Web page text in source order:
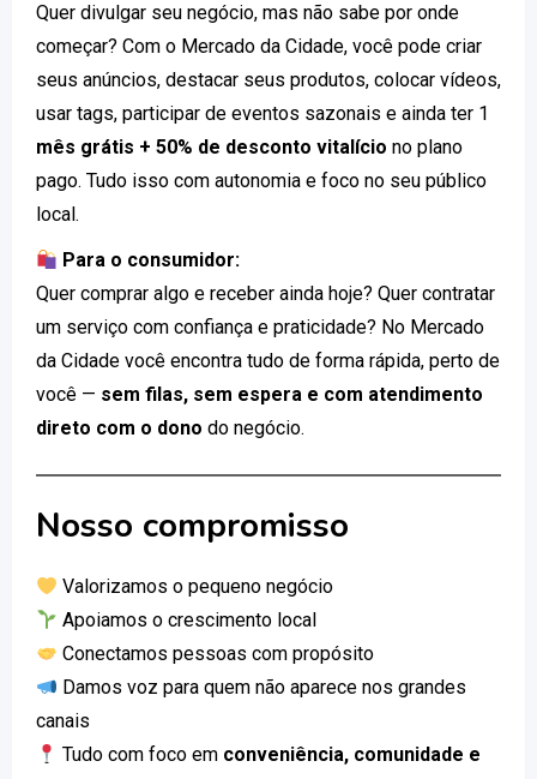
Quer divulgar seu negócio, mas não sabe por onde
começar? Com o Mercado da Cidade, você pode criar
seus anúncios, destacar seus produtos, colocar vídeos,
usar tags, participar de eventos sazonais e ainda ter 1
mês grátis + 50% de desconto vitalício no plano
pago. Tudo isso com autonomia e foco no seu público
local.
Para o consumidor:
Quer comprar algo e receber ainda hoje? Quer contratar
um serviço com confiança e praticidade? No Mercado
da Cidade você encontra tudo de forma rápida, perto de
você — sem filas, sem espera e com atendimento
direto com o dono do negócio.
Nosso compromisso
Valorizamos o pequeno negócio
Apoiamos o crescimento local
Conectamos pessoas com propósito
Damos voz para quem não aparece nos grandes
canais
Tudo com foco em conveniência, comunidade e